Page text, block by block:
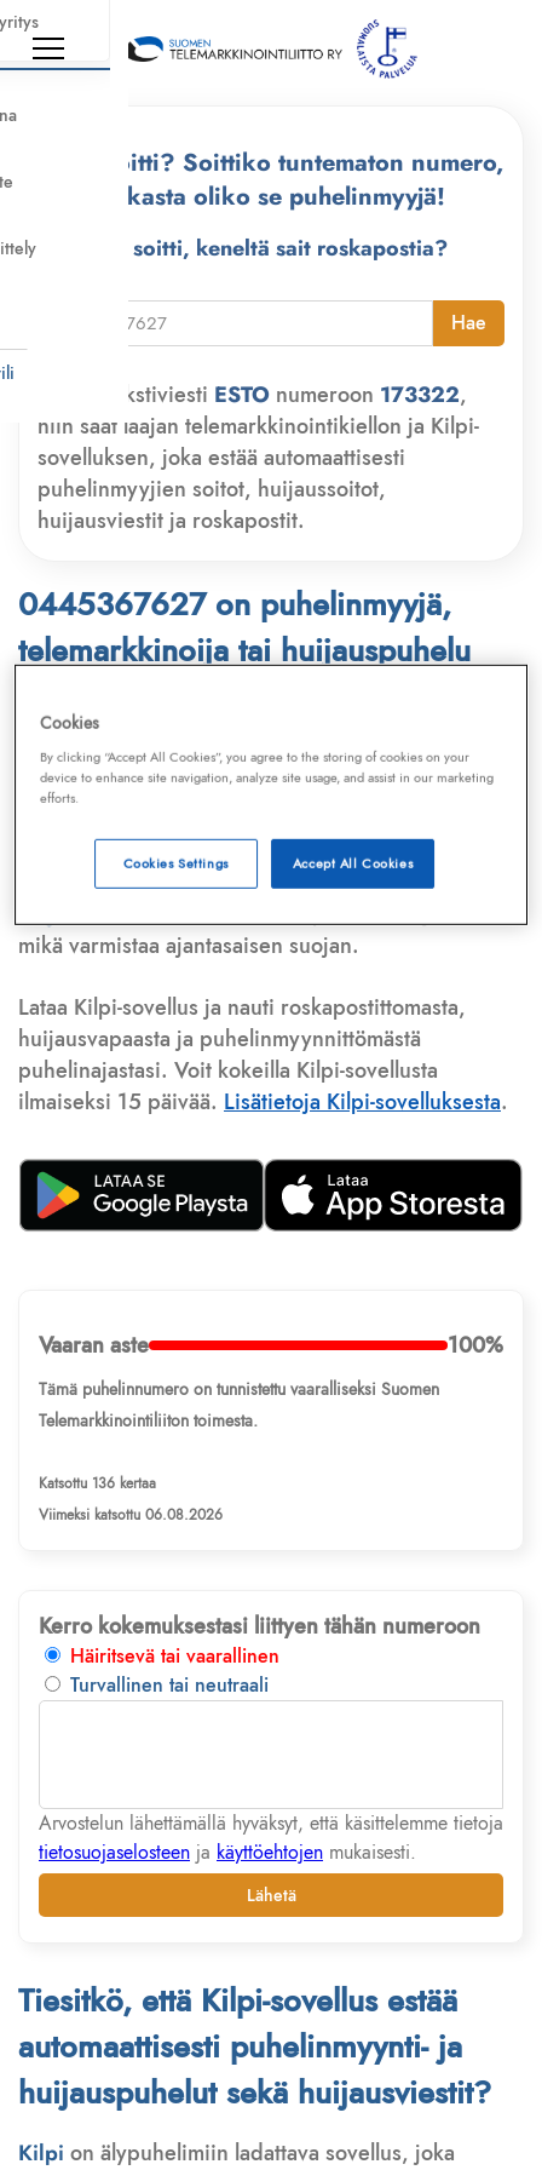
Kuka soitti? Soittiko tuntematon numero,
tarkasta oliko se puhelinmyyjä!
Kuka soitti, keneltä sait roskapostia?
Hae
Lähetä tekstiviesti ESTO numeroon 173322,
niin saat laajan telemarkkinointikiellon ja Kilpi-
sovelluksen, joka estää automaattisesti
puhelinmyyjien soitot, huijaussoitot,
huijausviestit ja roskapostit.
0445367627 on puhelinmyyjä,
telemarkkinoija tai huijauspuhelu
Puhelinnumero
Telemarkkinointiliiton jaKilpi-sovelluksen
tietokannasta, joka kattaa satoja tuhansia
Lisäksi tunnistamme automaattisesti, jos kyseessä on
puhelinhuijarin numero, sähköpostiosoitetai
huijausviesti. Tietokantaamme päivitetään jatkuvasti,
mikä varmistaa ajantasaisen suojan.
Lataa Kilpi-sovellus ja nauti roskapostittomasta,
huijausvapaasta ja puhelinmyynnittömästä
puhelinajastasi. Voit kokeilla Kilpi-sovellusta
ilmaiseksi 15 päivää. Lisätietoja Kilpi-sovelluksesta.
Vaaran aste 100%
Tämä puhelinnumero on tunnistettu vaaralliseksi Suomen
Telemarkkinointiliiton toimesta.
Katsottu 136 kertaa
Viimeksi katsottu 06.08.2026
Kerro kokemuksestasi liittyen tähän numeroon
Häiritsevä tai vaarallinen
Turvallinen tai neutraali
Arvostelun lähettämällä hyväksyt, että käsittelemme tietoja
tietosuojaselosteen ja käyttöehtojen mukaisesti.
Lähetä
Tiesitkö, että Kilpi-sovellus estää
automaattisesti puhelinmyynti- ja
huijauspuhelut sekä huijausviestit?
Kilpi on älypuhelimiin ladattava sovellus, joka
Cookies
By clicking “Accept All Cookies”, you agree to the storing of cookies on your
device to enhance site navigation, analyze site usage, and assist in our marketing
efforts.
Accept All Cookies
Cookies Settings